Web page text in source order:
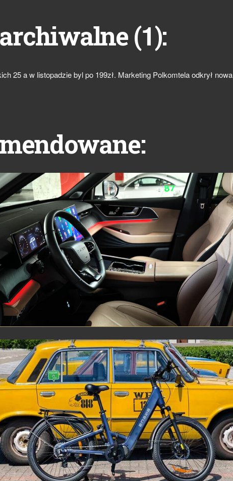
(1):
25 a w listopadzie byl po 199zł. Marketing Polkomtela odkrył nowa